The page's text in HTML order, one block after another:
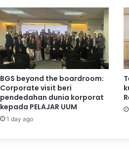
BGS beyond the boardroom:
Corporate visit beri
pendedahan dunia korporat
kepada PELAJAR UUM
1 day ago